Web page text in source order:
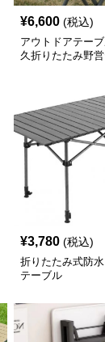
¥6,600 (税込)
アウトドアテー
久折りたたみ野
¥3,780 (税込)
折りたたみ式防
テーブル